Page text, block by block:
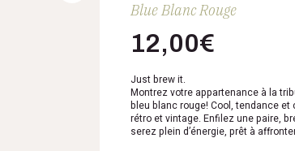
Blue Blanc Rouge
12,00€
Just brew it.
Montrez votre appartenance à la
bleu blanc rouge! Cool, tendance
rétro et vintage. Enfilez une paire,
serez plein d’énergie, prêt à